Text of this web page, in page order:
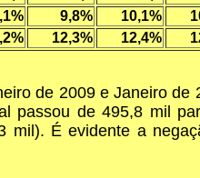
9,8% 10,1%
12,3% 12,4%
de 2009 e Janeiro
passou de 495,8 mil
É evidente a